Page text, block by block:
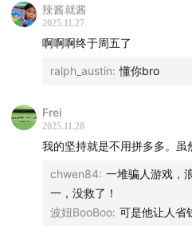
听众投稿：如果你了解身边日常
在节目中。
「用声音碰撞世界」，声动活
我们还有这些播客：
跳进兔子洞
潮流俱乐部
如果你喜欢我们的节目，欢迎
本节目音频内容及文字版权
等用途
辣酱就酱
2025.11.27
啊啊啊终于周五了
ralph_austin: 懂你bro
Frei
2025.11.28
我的坚持就是不用拼多多。
chwen84: 一堆骗人游戏，
一，没救了！
波妞BooBoo: 可是他让人省